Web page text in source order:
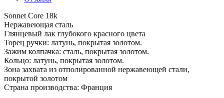
Sonnet Core 18k
Нержавеющая сталь
Глянцевый лак глубокого красного цвета
Торец ручки: латунь, покрытая золотом.
Зажим колпачка: сталь, покрытая золотом.
Кольцо: латунь, покрытая золотом.
Зона захвата из отполированной нержавеющей стали,
покрытой золотом
Страна производства: Франция